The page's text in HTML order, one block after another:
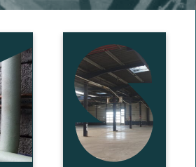
les matériaux intéressants à "ma
sa liste de manifestation
d'intérêt pour les matériaux
sélectionnés
sa liste et ses fiches produits